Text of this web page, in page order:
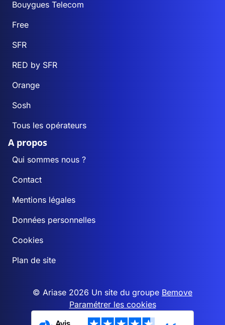
Bouygues Telecom
Free
SFR
RED by SFR
Orange
Sosh
Tous les opérateurs
A propos
Qui sommes nous ?
Contact
Mentions légales
Données personnelles
Cookies
Plan de site
© Ariase 2026 Un site du groupe Bemove
Paramétrer les cookies